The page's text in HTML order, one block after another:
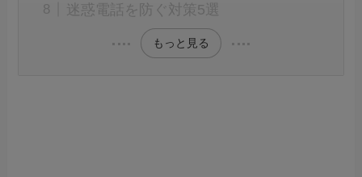
迷惑電話を防ぐ対策5選
もっと見る